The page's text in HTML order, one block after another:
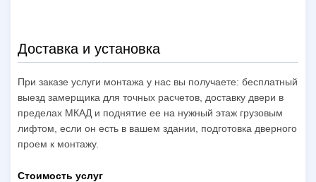
Доставка и установка
При заказе услуги монтажа у нас вы получаете: бесплатный
выезд замерщика для точных расчетов, доставку двери в
пределах МКАД и поднятие ее на нужный этаж грузовым
лифтом, если он есть в вашем здании, подготовка дверного
проем к монтажу.
Стоимость услуг